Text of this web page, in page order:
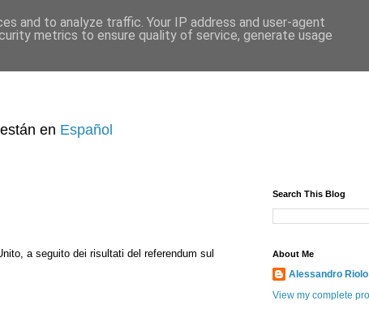
en Español
a seguito dei risultati del referendum sul
Search This Blog
About Me
Alessandro Riolo
View my complete
and to analyze traffic. Your IP address and user-agent
metrics to ensure quality of service, generate usage